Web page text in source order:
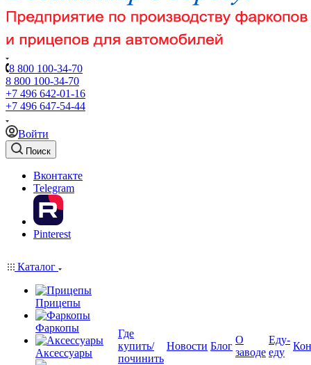
8 800 100-34-70
8 800 100-34-70
+7 496 642-01-16
+7 496 647-54-44
Войти
Поиск
Вконтакте
Telegram
Pinterest
Каталог
Прицепы
Фаркопы
Аксессуары
Где
купить/
починить
Новости Блог
О
заводе
Еду-
еду